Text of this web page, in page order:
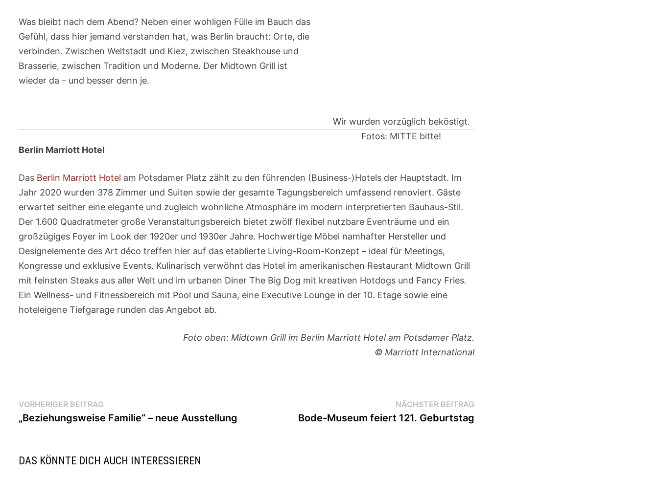
Wir wurden vorzüglich beköstigt.
Fotos: MITTE bitte!
Was bleibt nach dem Abend? Neben einer wohligen Fülle im Bauch das
Gefühl, dass hier jemand verstanden hat, was Berlin braucht: Orte, die
verbinden. Zwischen Weltstadt und Kiez, zwischen Steakhouse und
Brasserie, zwischen Tradition und Moderne. Der Midtown Grill ist
wieder da – und besser denn je.
Berlin Marriott Hotel
Das Berlin Marriott Hotel am Potsdamer Platz zählt zu den führenden (Business-)Hotels der Hauptstadt. Im
Jahr 2020 wurden 378 Zimmer und Suiten sowie der gesamte Tagungsbereich umfassend renoviert. Gäste
erwartet seither eine elegante und zugleich wohnliche Atmosphäre im modern interpretierten Bauhaus-Stil.
Der 1.600 Quadratmeter große Veranstaltungsbereich bietet zwölf flexibel nutzbare Eventräume und ein
großzügiges Foyer im Look der 1920er und 1930er Jahre. Hochwertige Möbel namhafter Hersteller und
Designelemente des Art déco treffen hier auf das etablierte Living-Room-Konzept – ideal für Meetings,
Kongresse und exklusive Events. Kulinarisch verwöhnt das Hotel im amerikanischen Restaurant Midtown Grill
mit feinsten Steaks aus aller Welt und im urbanen Diner The Big Dog mit kreativen Hotdogs und Fancy Fries.
Ein Wellness- und Fitnessbereich mit Pool und Sauna, eine Executive Lounge in der 10. Etage sowie eine
hoteleigene Tiefgarage runden das Angebot ab.
Foto oben: Midtown Grill im Berlin Marriott Hotel am Potsdamer Platz.
© Marriott International
Beitragsnavigation
VORHERIGER BEITRAG
Beitrag:
„Beziehungsweise Familie“ – neue Ausstellung
NÄCHSTER BEITRAGNächster
Beitrag:
Bode-Museum feiert 121. Geburtstag
DAS KÖNNTE DICH AUCH INTERESSIEREN